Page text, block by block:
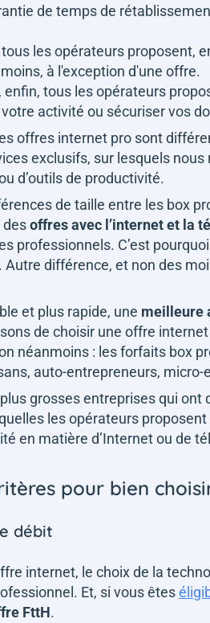
de temps de
les opérateurs proposent,
à l'exception d'une offre.
enfin, tous les opérateurs
activité ou sécuriser vos
offres internet pro sont
exclusifs, sur lesquels
d’outils de productivité.
de taille entre les box
desoffres avec l’internet et la
professionnels. C’est
différence, et non des
et plus rapide, une meilleure
de choisir une offre
néanmoins : les forfaits box
auto-entrepreneurs,
grosses entreprises qui
les opérateurs
en matière d’Internet ou de
pour bien
débit
internet, le choix de la
Et, si vous êtes
FttH.